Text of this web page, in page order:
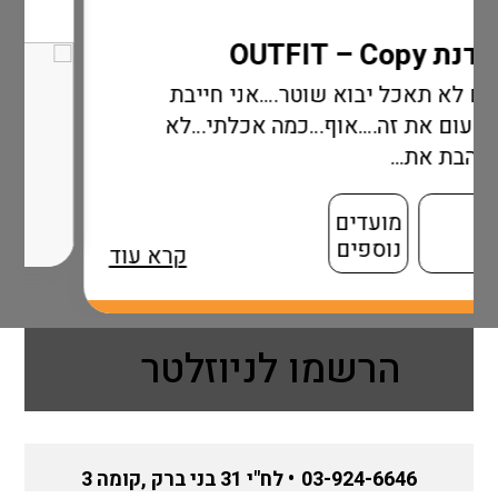
חייבת
אכלתי…לא
קרא עוד
הרשמו לניוזלטר
03-924-6646 • לח"י 31 בני ברק ,קומה 3